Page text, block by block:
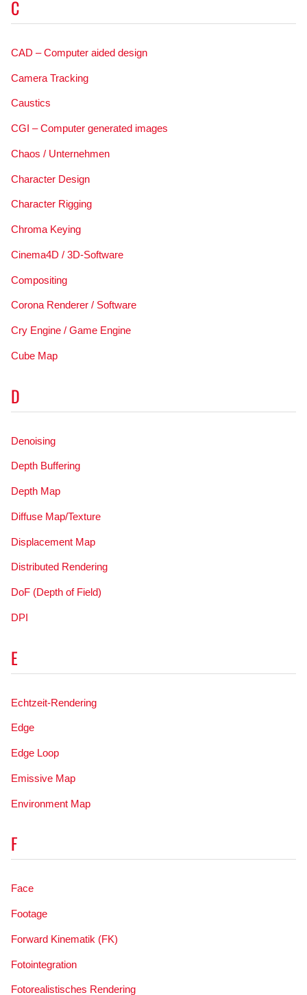
C
CAD – Computer aided design
Camera Tracking
Caustics
CGI – Computer generated images
Chaos / Unternehmen
Character Design
Character Rigging
Chroma Keying
Cinema4D / 3D-Software
Compositing
Corona Renderer / Software
Cry Engine / Game Engine
Cube Map
D
Denoising
Depth Buffering
Depth Map
Diffuse Map/Texture
Displacement Map
Distributed Rendering
DoF (Depth of Field)
DPI
E
Echtzeit-Rendering
Edge
Edge Loop
Emissive Map
Environment Map
F
Face
Footage
Forward Kinematik (FK)
Fotointegration
Fotorealistisches Rendering